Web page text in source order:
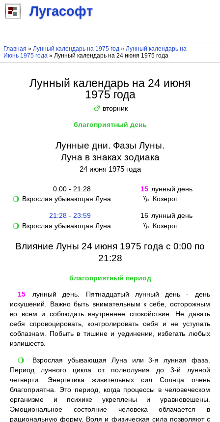
Лугасофт
Главная » Лунный календарь на 1975 год» Лунный календарь на
Июнь 1975 года» Лунный календарь на 24 июня 1975 года
Лунный календарь на 24 июня
1975 года
♂ вторник
благоприятный день
Лунные дни. Фазы Луны.
Луна в знаках зодиака
24 июня 1975 года
0:00 - 21:28 15 лунный день
🌖 Взрослая убывающая Луна ♑ Козерог
21:28 - 23:59 16 лунный день
🌖 Взрослая убывающая Луна ♑ Козерог
Влияние Луны 24 июня 1975 года с 0:00 по
21:28
благоприятный период
15
лунный день. Пятнадцатый лунный день - день
искушений. Важно быть внимательным к себе, осторожным
во всем и соблюдать внутреннее спокойствие. Не давать
себя спровоцировать, контролировать себя и не уступать
соблазнам. Побыть в тишине и уединении, избегать любых
излишеств.
🌖
Взрослая убывающая Луна или 3-я лунная фаза.
Период лунного цикла от полнолуния до 3-й лунной
четверти. Энергетика живительных сил Солнца очень
благоприятна. Это период, когда процессы в человеческом
организме и психике укреплены и уравновешены.
Эмоциональное состояние человека облачается в
рациональную форму. Воля и физическая сила позволяют с